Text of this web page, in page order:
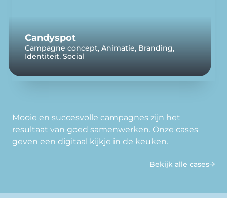
Candyspot
Campagne concept, Animatie, Branding,
Identiteit, Social
Mooie en succesvolle campagnes zijn het
resultaat van goed samenwerken. Onze cases
geven een digitaal kijkje in de keuken.
Bekijk alle cases